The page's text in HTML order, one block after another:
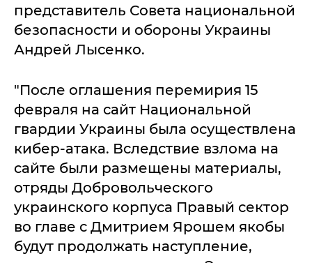
представитель Совета национальной
безопасности и обороны Украины
Андрей Лысенко.
"После оглашения перемирия 15
февраля на сайт Национальной
гвардии Украины была осуществлена
кибер-атака. Вследствие взлома на
сайте были размещены материалы,
отряды Добровольческого
украинского корпуса Правый сектор
во главе с Дмитрием Ярошем якобы
будут продолжать наступление,